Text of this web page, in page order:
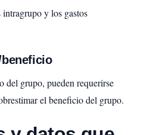
y los gastos
del grupo, pueden requerirse
el beneficio del grupo.